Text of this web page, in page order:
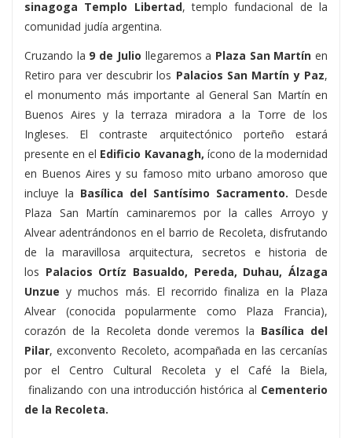
sinagoga Templo Libertad, templo fundacional de la
comunidad judía argentina.
Cruzando la 9 de Julio llegaremos a Plaza San Martín en
Retiro para ver descubrir los Palacios San Martín y Paz,
el monumento más importante al General San Martín en
Buenos Aires y la terraza miradora a la Torre de los
Ingleses. El contraste arquitectónico porteño estará
presente en el Edificio Kavanagh, ícono de la modernidad
en Buenos Aires y su famoso mito urbano amoroso que
incluye la Basílica del Santísimo Sacramento. Desde
Plaza San Martín caminaremos por la calles Arroyo y
Alvear adentrándonos en el barrio de Recoleta, disfrutando
de la maravillosa arquitectura, secretos e historia de
los Palacios Ortíz Basualdo, Pereda, Duhau, Álzaga
Unzue y muchos más. El recorrido finaliza en la Plaza
Alvear (conocida popularmente como Plaza Francia),
corazón de la Recoleta donde veremos la Basílica del
Pilar, exconvento Recoleto,acompañada en las cercanías
por el Centro Cultural Recoleta y el Café la Biela,
finalizando con una introducción histórica al Cementerio
de la Recoleta.